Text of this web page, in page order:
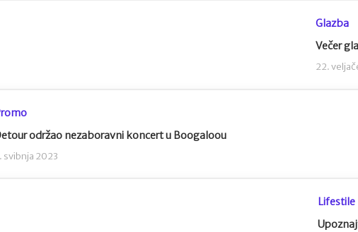
Glazba
Večer
22.
održao nezaboravni koncert u Boogaloou
svibnja 2023
Lifestile